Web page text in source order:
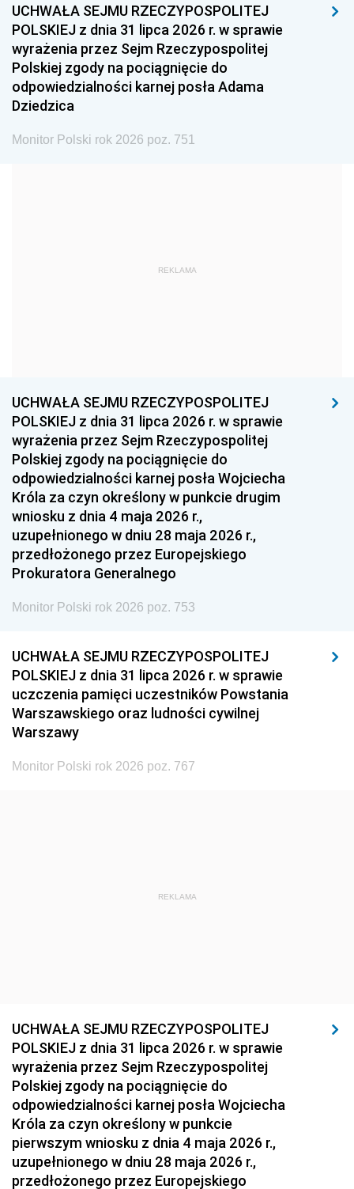
1996 1995 1994
1993 1992 1991
1990 1989
1987 1986 1985
1968
1954 1953 1952
1951 1950 1949
1948 1947
1939 1938 1937
1936 1930
UCHWAŁA SEJMU RZECZYPOSPOLITEJ
POLSKIEJ z dnia 31 lipca 2026 r. w sprawie
wyrażenia przez Sejm Rzeczypospolitej
Polskiej zgody na pociągnięcie do
odpowiedzialności karnej posła Adama
Dziedzica
Monitor Polski rok 2026 poz. 751
REKLAMA
UCHWAŁA SEJMU RZECZYPOSPOLITEJ
POLSKIEJ z dnia 31 lipca 2026 r. w sprawie
wyrażenia przez Sejm Rzeczypospolitej
Polskiej zgody na pociągnięcie do
odpowiedzialności karnej posła Wojciecha
Króla za czyn określony w punkcie drugim
wniosku z dnia 4 maja 2026 r.,
uzupełnionego w dniu 28 maja 2026 r.,
przedłożonego przez Europejskiego
Prokuratora Generalnego
Monitor Polski rok 2026 poz. 753
UCHWAŁA SEJMU RZECZYPOSPOLITEJ
POLSKIEJ z dnia 31 lipca 2026 r. w sprawie
uczczenia pamięci uczestników Powstania
Warszawskiego oraz ludności cywilnej
Warszawy
Monitor Polski rok 2026 poz. 767
REKLAMA
UCHWAŁA SEJMU RZECZYPOSPOLITEJ
POLSKIEJ z dnia 31 lipca 2026 r. w sprawie
wyrażenia przez Sejm Rzeczypospolitej
Polskiej zgody na pociągnięcie do
odpowiedzialności karnej posła Wojciecha
Króla za czyn określony w punkcie
pierwszym wniosku z dnia 4 maja 2026 r.,
uzupełnionego w dniu 28 maja 2026 r.,
przedłożonego przez Europejskiego